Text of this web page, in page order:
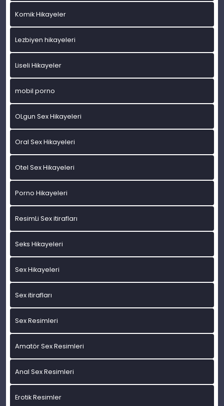
Komik Hikayeler
Lezbiyen hikayeleri
Liseli Hikayeler
mobil porno
OLgun Sex Hikayeleri
Oral Sex Hikayeleri
Otel Sex Hikayeleri
Porno Hikayeleri
ResimLi Sex itirafları
Seks Hikayeleri
Sex Hikayeleri
Sex itirafları
Sex Resimleri
Amatör Sex Resimleri
Anal Sex Resimleri
Erotik Resimler